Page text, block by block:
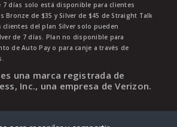
7 días solo está disponible para clientes
Bronze de $35 y Silver de $45 de Straight Talk
clientes del plan Silver solo pueden
de 7 días. Plan no disponible para
de Auto Pay o para canje a través de
una marca registrada de
Inc., una empresa de Verizon.